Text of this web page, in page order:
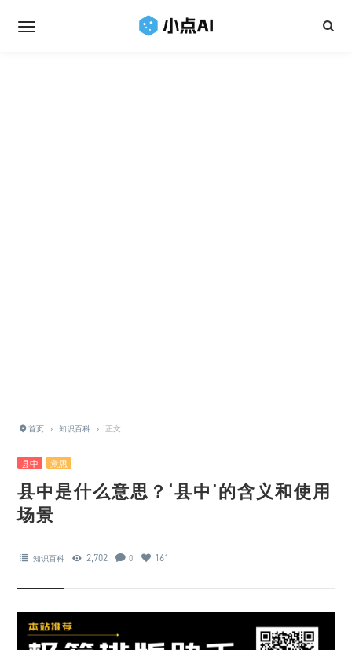
首页 › 知识百科 › 正文
县中 意思
县中是什么意思？‘县中’的含义和使用
场景
知识百科 2,702 0 161